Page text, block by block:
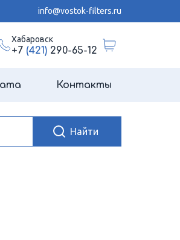
info@vostok-filters.ru
Хабаровск
+7 (421)290-65-12
Контакты